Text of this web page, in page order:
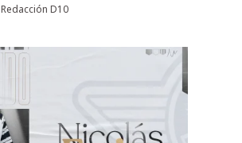
Redacción D10